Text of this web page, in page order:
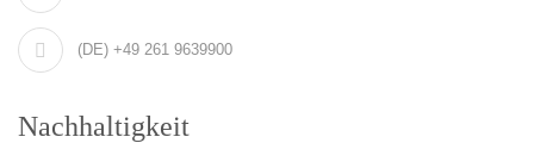
(DE) +49 261 9639900
Nachhaltigkeit